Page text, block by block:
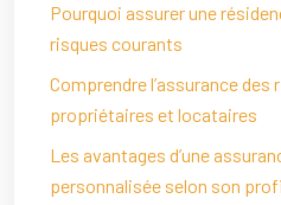
Pourquoi assurer une
risques courants
Comprendre l’assurance
propriétaires et locataires
Les avantages d’une
personnalisée selon son